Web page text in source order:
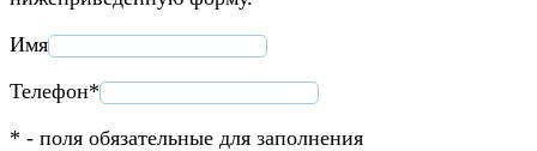
Имя
Телефон*
* - поля обязательные для заполнения